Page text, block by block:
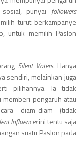
punyai followers
turut berkampanye
untuk memilih Paslon
Silent Voters. Hanya
sendiri, melainkan juga
pilihannya. Ia tidak
pengaruh atau
diam-diam (tidak
Influencerini tentu saja
suatu Paslon pada